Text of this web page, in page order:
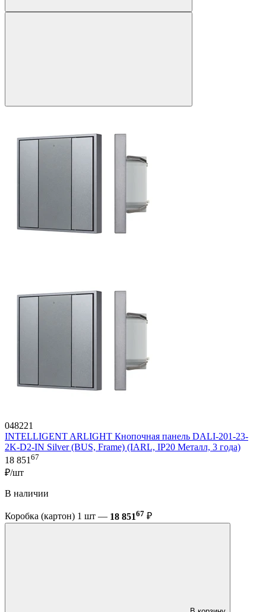
048221
INTELLIGENT ARLIGHT Кнопочная панель DALI-201-23-
2K-D2-IN Silver (BUS, Frame) (IARL, IP20 Металл, 3 года)
18 85167
₽/шт
В наличии
Коробка (картон) 1 шт — 18 85167 ₽